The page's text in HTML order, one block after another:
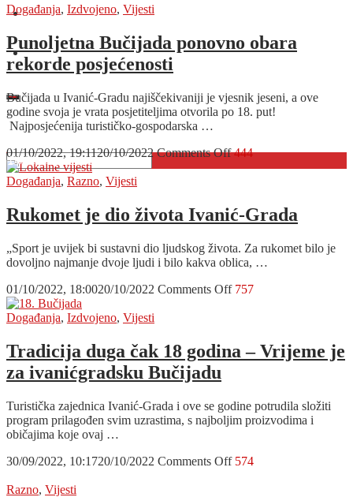
Oglašavanje
Kontakt
obilježavanju
Dana
Vakuf
–
Uskoplje
Događanja, Izdvojeno, Vijesti
Punoljetna Bučijada ponovno obara
rekorde posjećenosti
Bučijada u Ivanić-Gradu najiščekivaniji je vjesnik jeseni, a ove
godine svoja je vrata posjetiteljima otvorila po 18. put!
Najposjećenija turističko-gospodarska …
01/10/2022, 19:1120/10/2022 Comments Offon
Punoljetna
obara
rekorde
444
Događanja, Razno, Vijesti
Rukomet je dio života Ivanić-Grada
„Sport je uvijek bi sustavni dio ljudskog života. Za rukomet bilo je
dovoljno najmanje dvoje ljudi i bilo kakva oblica, …
01/10/2022, 18:0020/10/2022 Comments Offon
života
Ivanić-
757
Događanja, Izdvojeno, Vijesti
Tradicija duga čak 18 godina – Vrijeme je
za ivanićgradsku Bučijadu
Turistička zajednica Ivanić-Grada i ove se godine potrudila složiti
program prilagođen svim uzrastima, s najboljim proizvodima i
običajima koje ovaj …
30/09/2022, 10:1720/10/2022 Comments Offon
574
Razno, Vijesti